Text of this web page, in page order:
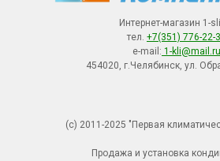
Интернет-магазин 1-
тел. +7(351) 776-22-
e-mail: 1-kli@mail.ru
454020, г.Челябинск, ул.
(с) 2011-2025 "Первая
Продажа и установка